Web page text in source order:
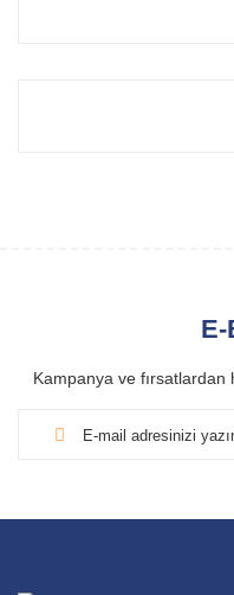
E-
Kampanya ve